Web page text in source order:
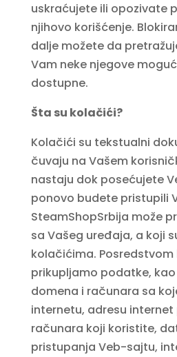
uskraćujete ili opozivate
njihovo korišćenje.
dalje možete da
Vam neke njegove
dostupne.
Šta su kolačići?
Kolačići su tekstualni
čuvaju na Vašem
nastaju dok posećujete
ponovo budete pristupili
SteamShopSrbija može
sa Vašeg uređaja, a koji
kolačićima.
prikupljamo podatke,
domena i računara sa
internetu, adresu
računara koji koristite,
pristupanja Veb-sajtu,